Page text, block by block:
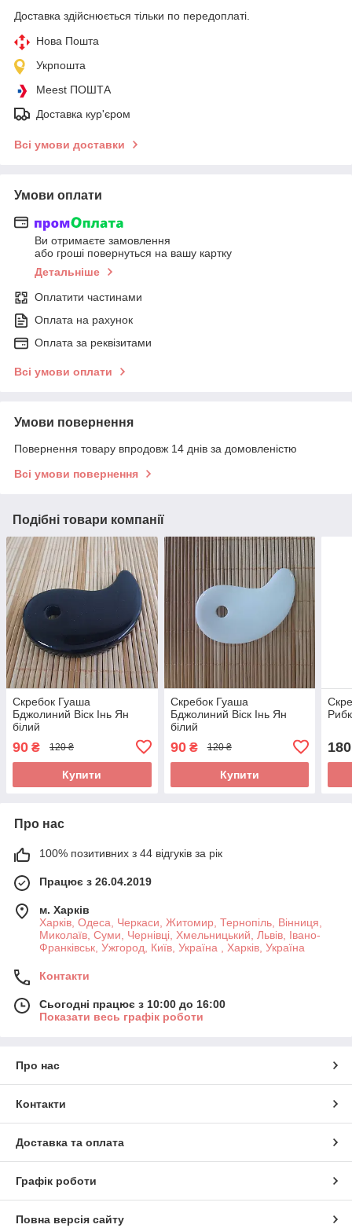
Доставка здійснюється тільки по передоплаті.
Нова Пошта
Укрпошта
Meest ПОШТА
Доставка кур'єром
Всі умови доставки
Умови оплати
Ви отримаєте замовлення
або гроші повернуться на вашу картку
Детальніше
Оплатити частинами
Оплата на рахунок
Оплата за реквізитами
Всі умови оплати
Умови повернення
Повернення товару впродовж 14 днів за домовленістю
Всі умови повернення
Подібні товари компанії
Скребок Гуаша
Бджолиний Віск Інь Ян
білий
90 ₴ 120 ₴
Купити
Скребок Гуаша
Бджолиний Віск Інь Ян
білий
90₴ 120 ₴
Купити
180
Про нас
100% позитивних з 44 відгуків за рік
Працює з 26.04.2019
м. Харків
Харків, Одеса, Черкаси, Житомир, Тернопіль, Вінниця,
Миколаїв, Суми, Чернівці, Хмельницький, Львів, Івано-
Франківськ, Ужгород, Київ, Україна , Харків, Україна
Контакти
Сьогодні працює з 10:00 до 16:00
Показати весь графік роботи
Про нас
Контакти
Доставка та оплата
Графік роботи
Повна версія сайту